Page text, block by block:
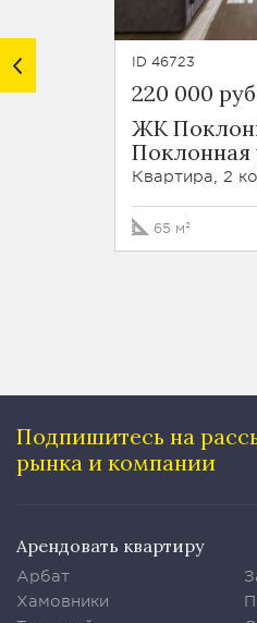
ID 46723
220 000
ЖК
Поклонная
Квартира, 2
65 м²
Подпишитесь на
рынка и компании
Арендовать квартиру
Арбат
Хамовники